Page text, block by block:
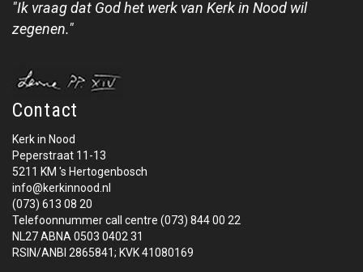
"Ik vraag dat God het werk van Kerk in Nood wil
zegenen."
Contact
Kerk in Nood
Peperstraat 11-13
5211 KM 's Hertogenbosch
info@kerkinnood.nl
(073) 613 08 20
Telefoonnummer call centre (073) 844 00 22
NL27 ABNA 0503 0402 31
RSIN/ANBI 2865841; KVK 41080169